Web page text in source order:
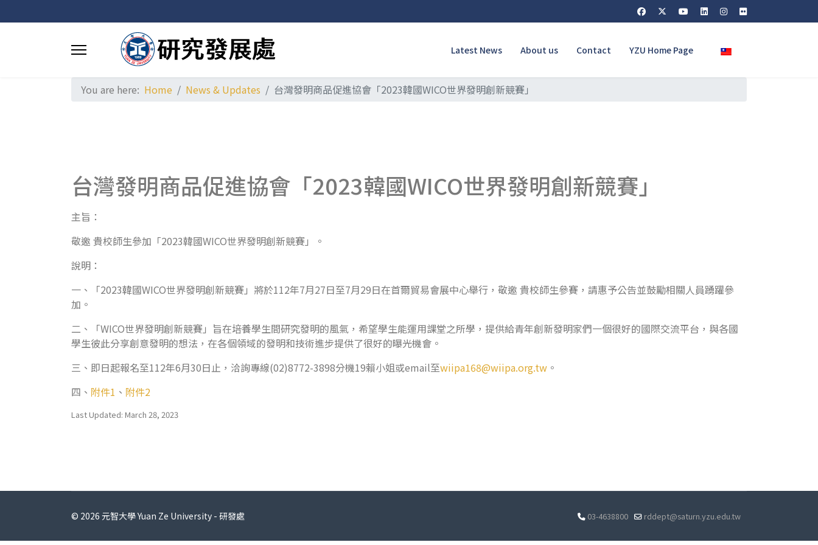
Latest News About us Contact YZU Home Page Select your language
You are here: Home News & Updates 台灣發明商品促進協會「2023韓國WICO世界發明創新競賽」
台灣發明商品促進協會「2023韓國WICO世界發明創新競賽」
主旨：
敬邀 貴校師生參加「2023韓國WICO世界發明創新競賽」。
說明：
一、「2023韓國WICO世界發明創新競賽」將於112年7月27日至7月29日在首爾貿易會展中心舉行，敬邀 貴校師生參賽，請惠予公告並鼓勵相關人員踴躍參
加。
二、「WICO世界發明創新競賽」旨在培養學生間研究發明的風氣，希望學生能運用課堂之所學，提供給青年創新發明家們一個很好的國際交流平台，與各國
學生彼此分享創意發明的想法，在各個領域的發明和技術進步提供了很好的曝光機會。
三、即日起報名至112年6月30日止，洽詢專線(02)8772-3898分機19賴小姐或email至wiipa168@wiipa.org.tw 。
四、 附件1 、 附件2
Last Updated: March 28, 2023
© 2026 元智大學 Yuan Ze University - 研發處 03-4638800 rddept@saturn.yzu.edu.tw